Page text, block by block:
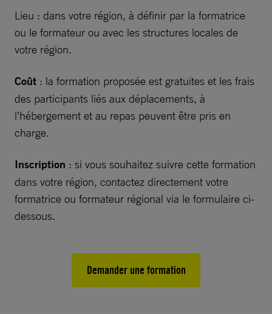
Lieu : dans votre région, à définir par la formatrice
ou le formateur ou avec les structures locales de
votre région.
Coût : la formation proposée est gratuites et les frais
des participants liés aux déplacements, à
l’hébergement et au repas peuvent être pris en
charge.
Inscription : si vous souhaitez suivre cette formation
dans votre région, contactez directement votre
formatrice ou formateur régional via le formulaire ci-
dessous.
Demander une formation